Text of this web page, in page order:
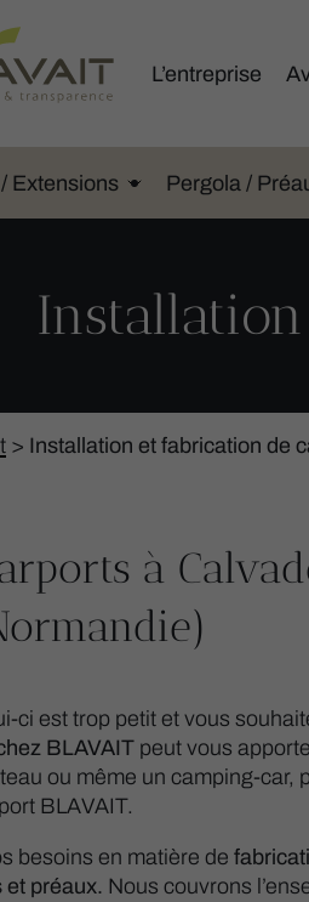
L’entreprise
Extensions Pergola /
> Installation et fabrication de
à
ci est trop petit et vous
BLAVAIT peut vous
ou même un camping-car,
BLAVAIT.
besoins en matière de
et préaux. Nous couvrons